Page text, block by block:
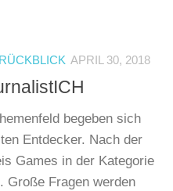
RÜCKBLICK APRIL 30, 2018
begeben sich
Entdecker. Nach der
Games in der Kategorie
Große Fragen werden